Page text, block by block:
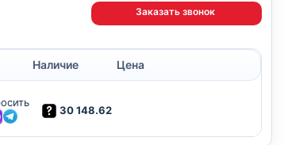
Заказать звонок
Наличие Цена
30 148.62